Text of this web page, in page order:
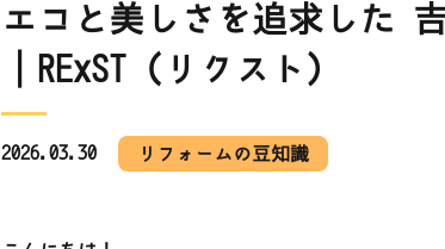
エコと美しさを追求した
│RExST（リクスト）
2026.03.30 リフォームの豆知識